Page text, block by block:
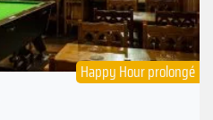
Happy Hour prolongé